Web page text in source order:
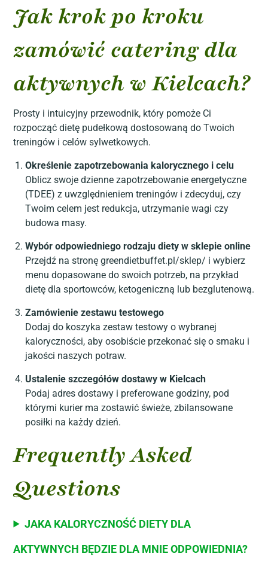
Jak krok po kroku
zamówić catering dla
aktywnych w Kielcach?
Prosty i intuicyjny przewodnik, który pomoże Ci
rozpocząć dietę pudełkową dostosowaną do Twoich
treningów i celów sylwetkowych.
Określenie zapotrzebowania kalorycznego i celu
Oblicz swoje dzienne zapotrzebowanie energetyczne
(TDEE) z uwzględnieniem treningów i zdecyduj, czy
Twoim celem jest redukcja, utrzymanie wagi czy
budowa masy.
Wybór odpowiedniego rodzaju diety w sklepie online
Przejdź na stronę greendietbuffet.pl/sklep/ i wybierz
menu dopasowane do swoich potrzeb, na przykład
dietę dla sportowców, ketogeniczną lub bezglutenową.
Zamówienie zestawu testowego
Dodaj do koszyka zestaw testowy o wybranej
kaloryczności, aby osobiście przekonać się o smaku i
jakości naszych potraw.
Ustalenie szczegółów dostawy w Kielcach
Podaj adres dostawy i preferowane godziny, pod
którymi kurier ma zostawić świeże, zbilansowane
posiłki na każdy dzień.
Frequently Asked
Questions
JAKA KALORYCZNOŚĆ DIETY DLA
AKTYWNYCH BĘDZIE DLA MNIE ODPOWIEDNIA?